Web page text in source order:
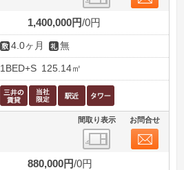
1,400,000円 0円
4.0ヶ月 無
1BED+S 125.14㎡
間取り表示 お問合せ
880,000円 0円